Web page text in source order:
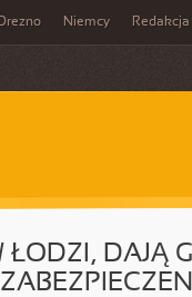
Drezno Niemcy Redakcja
ŁODZI, DAJĄ